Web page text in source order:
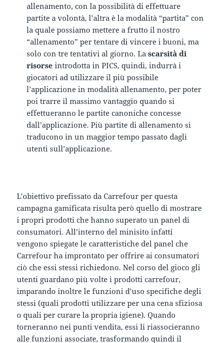
allenamento, con la possibilità di effettuare
partite a volontà, l’altra è la modalità “partita” con
la quale possiamo mettere a frutto il nostro
“allenamento” per tentare di vincere i buoni, ma
solo con tre tentativi al giorno. Lascarsità di
risorse introdotta in PICS, quindi, indurrà i
giocatori ad utilizzare il più possibile
l’applicazione in modalità allenamento, per poter
poi trarre il massimo vantaggio quando si
effettueranno le partite canoniche concesse
dall’applicazione. Più partite di allenamento si
traducono in un maggior tempo passato dagli
utenti sull’applicazione.
L’obiettivo prefissato da Carrefour per questa
campagna gamificata risulta però quello di mostrare
i propri prodotti che hanno superato un panel di
consumatori. All’interno del minisito infatti
vengono spiegate le caratteristiche del panel che
Carrefour ha improntato per offrire ai consumatori
ciò che essi stessi richiedono. Nel corso del gioco gli
utenti guardano più volte i prodotti carrefour,
imparando inoltre le funzioni d’uso specifiche degli
stessi (quali prodotti utilizzare per una cena sfiziosa
o quali per curare la propria igiene). Quando
torneranno nei punti vendita, essi li riassocieranno
alle funzioni associate, trasformando quindi il